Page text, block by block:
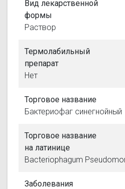
Вид лекарственной
формы
Раствор
Термолабильный
препарат
Нет
Торговое название
Бактериофаг синегнойный
Торговое название
на латинице
Bacteriophagum
Заболевания